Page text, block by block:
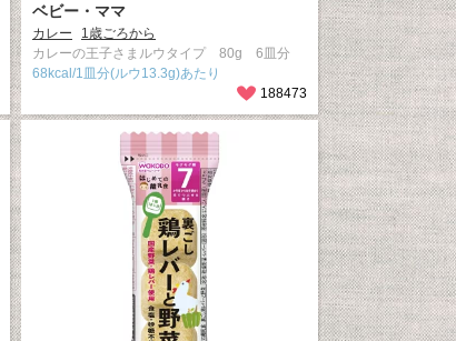
ベビー・ママ
カレー
1歳ごろから
カレーの王子さまルウタイプ 80g 6皿分
68kcal/1皿分(ルウ13.3g)あたり
188473